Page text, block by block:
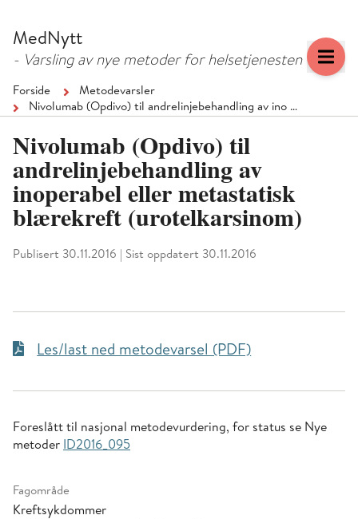
MedNytt
- Varsling av nye metoder for helsetjenesten
Forside
Metodevarsler
Nivolumab (Opdivo) til andrelinjebehandling av ino …
Nivolumab (Opdivo) til
andrelinjebehandling av
inoperabel eller metastatisk
blærekreft (urotelkarsinom)
Publisert 30.11.2016 Sist oppdatert 30.11.2016
Les/last ned metodevarsel (PDF)
Foreslått til nasjonal metodevurdering, for status se Nye
metoder ID2016_095
Fagområde
Kreftsykdommer